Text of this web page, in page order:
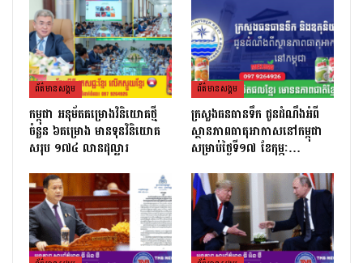
ព័ត៌មាន​សង្គម
កម្ពុជា អនុម័តគម្រោងវិនិយោគថ្មី
ចំនួន ៦គម្រោង មានទុនវិនិយោគ
សរុប ១៧៤ លានដុល្លារ
ព័ត៌មាន​សង្គម
ក្រសួងធនធានទឹក ជូនដំណឹងអំពី
ស្ថានភាពធាតុអាកាសនៅកម្ពុជា
សម្រាប់ថ្ងៃទី១៧ ខែកុម្ភៈ…